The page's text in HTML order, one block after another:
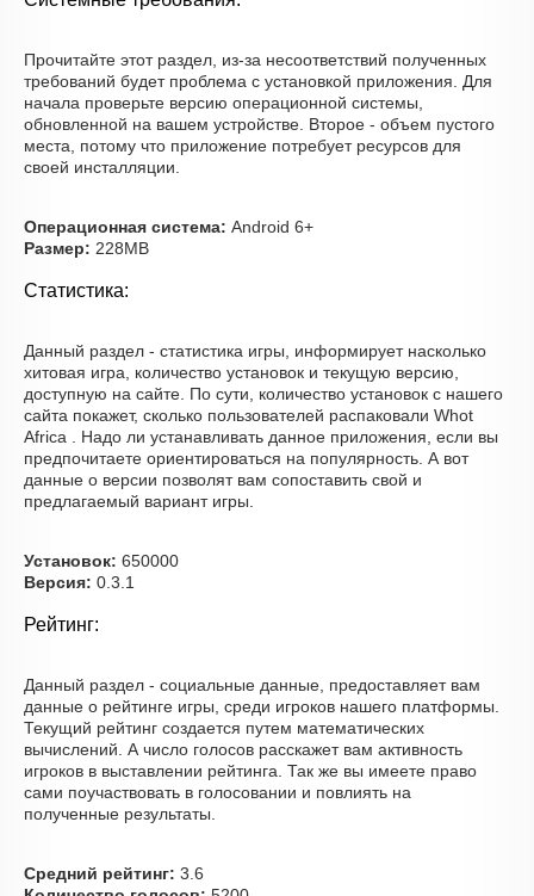
Прочитайте этот раздел, из-за несоответствий полученных
требований будет проблема с установкой приложения. Для
начала проверьте версию операционной системы,
обновленной на вашем устройстве. Второе - объем пустого
места, потому что приложение потребует ресурсов для
своей инсталляции.
Операционная система: Android 6+
Размер: 228MB
Статистика:
Данный раздел - статистика игры, информирует насколько
хитовая игра, количество установок и текущую версию,
доступную на сайте. По сути, количество установок с нашего
сайта покажет, сколько пользователей распаковали Whot
Africa . Надо ли устанавливать данное приложения, если вы
предпочитаете ориентироваться на популярность. А вот
данные о версии позволят вам сопоставить свой и
предлагаемый вариант игры.
Установок: 650000
Версия: 0.3.1
Рейтинг:
Данный раздел - социальные данные, предоставляет вам
данные о рейтинге игры, среди игроков нашего платформы.
Текущий рейтинг создается путем математических
вычислений. А число голосов расскажет вам активность
игроков в выставлении рейтинга. Так же вы имеете право
сами поучаствовать в голосовании и повлиять на
полученные результаты.
Средний рейтинг: 3.6